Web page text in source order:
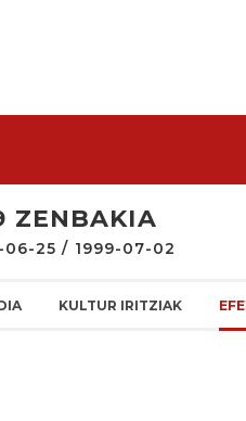
ZENBAKIA
06-25 / 1999-07-02
KULTUR IRITZIAK